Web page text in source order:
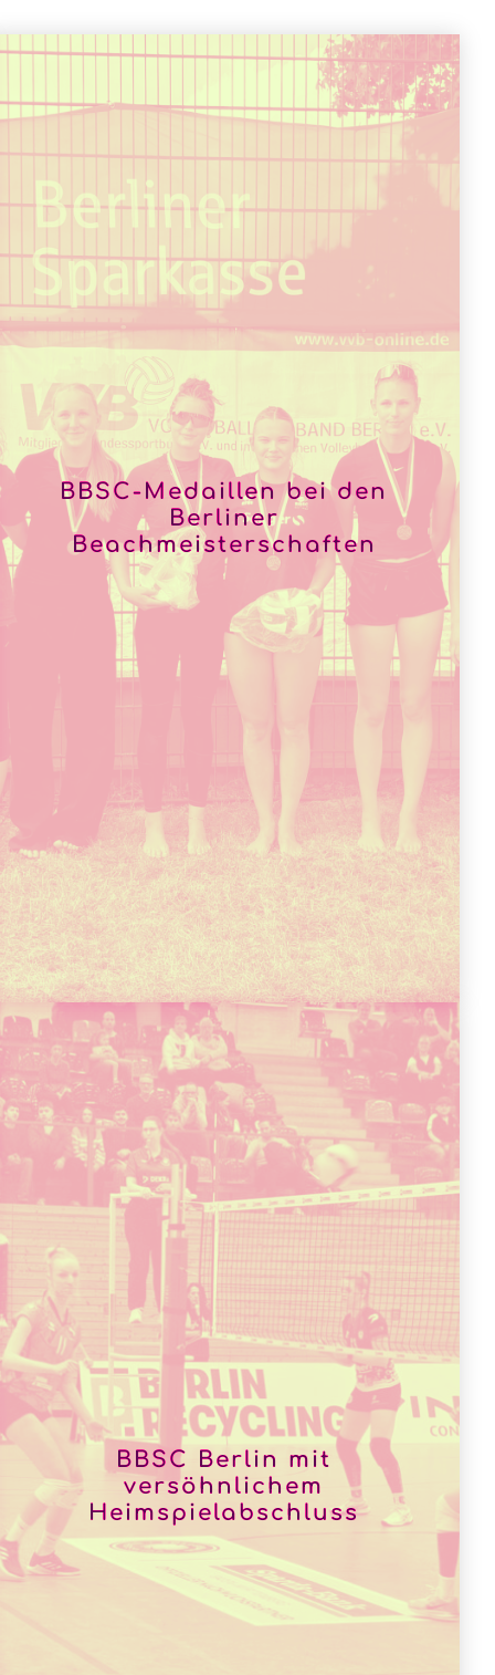
BBSC-Medaillen bei den
Berliner
Beachmeisterschaften
BBSC Berlin mit
versöhnlichem
Heimspielabschluss